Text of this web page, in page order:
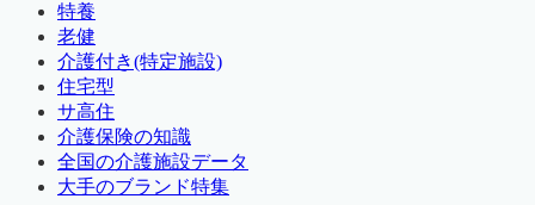
特養
老健
介護付き(特定施設)
住宅型
サ高住
介護保険の知識
全国の介護施設データ
大手のブランド特集